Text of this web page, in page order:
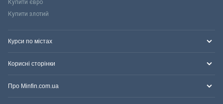
Купити євро
Купити злотий
Курси по містах
Корисні сторінки
Про Minfin.com.ua